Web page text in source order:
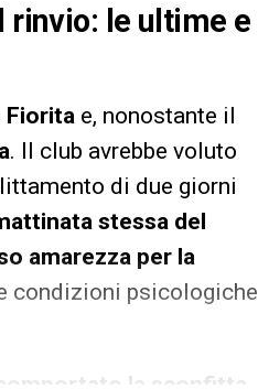
rinvio: le ultime e
Fiorita e, nonostante il
. Il club avrebbe voluto
di due giorni
stessa del
amarezza per la
condizioni psicologiche